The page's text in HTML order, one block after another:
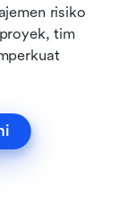
risiko
tim